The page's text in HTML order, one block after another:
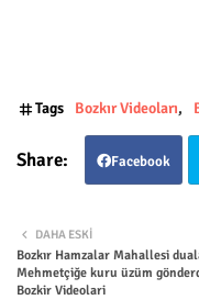
Tags Bozkır Videoları
Facebook
DAHA ESKI
Bozkır Hamzalar Mahallesi
Mehmetçiğe kuru üzüm
Bozkir Videolari